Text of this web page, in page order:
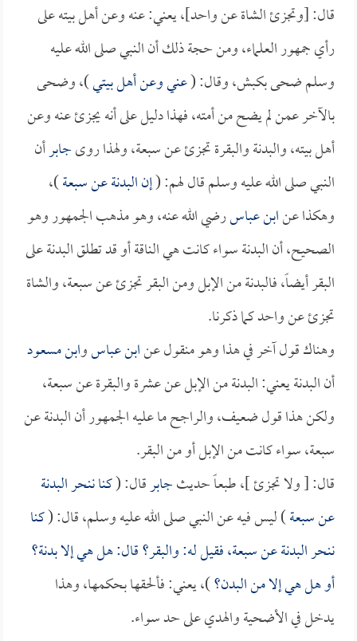
قال: [وتجزئ الشاة عن واحد]، يعني: عنه وعن أهل بيته على
رأي جمهور العلماء، ومن حجة ذلك أن النبي صلى الله عليه
وسلم ضحى بكبش، وقال: (عني وعن أهل بيتي)، وضحى
بالآخر عمن لم يضح من أمته، فهذا دليل على أنه يجزئ عنه وعن
أهل بيته، والبدنة والبقرة تجزئ عن سبعة، ولهذا روىجابرأن
النبي صلى الله عليه وسلم قال لهم: (إن البدنة عن سبعة)،
وهكذا عنابن عباسرضي الله عنه، وهو مذهب الجمهور وهو
الصحيح، أن البدنة سواء كانت هي الناقة أو قد تطلق البدنة على
البقر أيضاً، فالبدنة من الإبل ومن البقر تجزئ عن سبعة، والشاة
تجزئ عن واحد كما ذكرنا.
وهناك قول آخر في هذا وهو منقول عنابن عباسوابن مسعود
أن البدنة يعني: البدنة من الإبل عن عشرة والبقرة عن سبعة،
ولكن هذا قول ضعيف، والراجح ما عليه الجمهور أن البدنة عن
سبعة، سواء كانت من الإبل أو من البقر.
قال: [ ولا تجزئ ]، طبعاً حديثجابرقال: (كنا ننحر البدنة
عن سبعة) ليس فيه عن النبي صلى الله عليه وسلم، قال: (كنا
ننحر البدنة عن سبعة، فقيل له: والبقر؟ قال: هل هي إلا بدنة؟
أو هل هي إلا من البدن؟)، يعني: فألحقها بحكمها، وهذا
يدخل في الأضحية والهدي على حد سواء.